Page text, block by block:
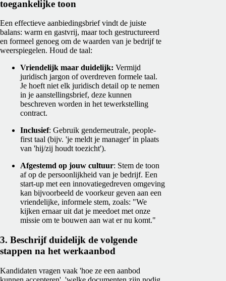
toegankelijke toon
Een effectieve aanbiedingsbrief vindt de juiste
balans: warm en gastvrij, maar toch gestructureerd
en formeel genoeg om de waarden van je bedrijf te
weerspiegelen. Houd de taal:
Vriendelijk maar duidelijk: Vermijd
juridisch jargon of overdreven formele taal.
Je hoeft niet elk juridisch detail op te nemen
in je aanstellingsbrief, deze kunnen
beschreven worden in het tewerkstelling
contract.
Inclusief: Gebruik genderneutrale, people-
first taal (bijv. 'je meldt je manager' in plaats
van 'hij/zij houdt toezicht').
Afgestemd op jouw cultuur: Stem de toon
af op de persoonlijkheid van je bedrijf. Een
start-up met een innovatiegedreven omgeving
kan bijvoorbeeld de voorkeur geven aan een
vriendelijke, informele stem, zoals: "We
kijken ernaar uit dat je meedoet met onze
missie om te bouwen aan wat er nu komt."
3. Beschrijf duidelijk de volgende
stappen na het werkaanbod
Kandidaten vragen vaak 'hoe ze een aanbod